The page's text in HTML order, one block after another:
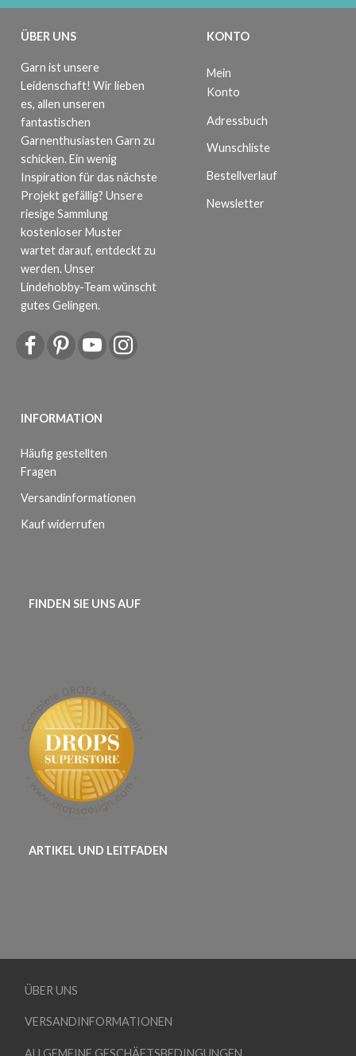
ÜBER UNS
Garn ist unsere
Leidenschaft! Wir lieben
es, allen unseren
fantastischen
Garnenthusiasten Garn zu
schicken. Ein wenig
Inspiration für das nächste
Projekt gefällig? Unsere
riesige Sammlung
kostenloser Muster
wartet darauf, entdeckt zu
werden. Unser
Lindehobby-Team wünscht
gutes Gelingen.
INFORMATION
Häufig gestellten
Fragen
Versandinformationen
Kauf widerrufen
KONTO
Mein
Konto
Adressbuch
Wunschliste
Bestellverlauf
Newsletter
FINDEN SIE UNS AUF
ARTIKEL UND LEITFADEN
ÜBER UNS
VERSANDINFORMATIONEN
ALLGEMEINE GESCHÄFTSBEDINGUNGEN